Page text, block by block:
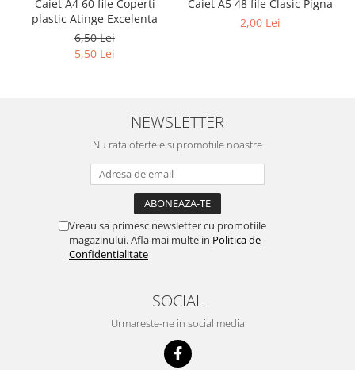
Caiet A4 60 file Coperti
plastic Atinge Excelenta
6,50 Lei
5,50 Lei
Caiet A5 48 file Clasic Pigna
2,00 Lei
NEWSLETTER
Nu rata ofertele si promotiile noastre
Vreau sa primesc newsletter cu promotiile
magazinului. Afla mai multe in Politica de
Confidentialitate
SOCIAL
Urmareste-ne in social media